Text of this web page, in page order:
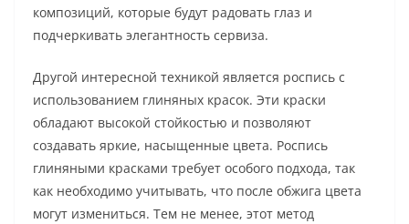
композиций, которые будут радовать глаз и
подчеркивать элегантность сервиза.
Другой интересной техникой является роспись с
использованием глиняных красок. Эти краски
обладают высокой стойкостью и позволяют
создавать яркие, насыщенные цвета. Роспись
глиняными красками требует особого подхода, так
как необходимо учитывать, что после обжига цвета
могут измениться. Тем не менее, этот метод